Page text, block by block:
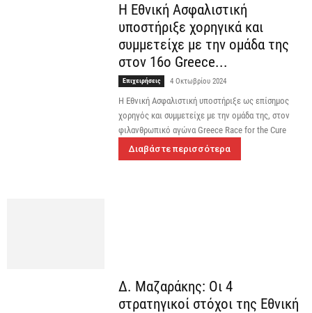
Η Εθνική Ασφαλιστική
υποστήριξε χορηγικά και
συμμετείχε με την ομάδα της
στον 16ο Greece...
Επιχειρήσεις 4 Οκτωβρίου 2024
Η Εθνική Ασφαλιστική υποστήριξε ως επίσημος
χορηγός και συμμετείχε με την ομάδα της, στον
φιλανθρωπικό αγώνα Greece Race for the Cure
Διαβάστε περισσότερα
Δ. Μαζαράκης: Οι 4
στρατηγικοί στόχοι της Εθνική